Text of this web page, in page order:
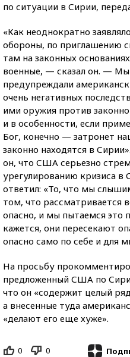
по ситуации в Сирии,
«Как неоднократно
обороны, по приглашению
там на законных
военные, — сказал он. —
предупреждали
очень негативных
ими оружия против
и в особенности, если
Бог, конечно — затронет
законно находятся в
он, что США серьезно
урегулированию кризиса в
ответил: «То, что мы
том, что рассматривается
опасно, и мы пытаемся это
кажется, они пересекают
опасно само по себе и для
На просьбу
предложенный США по
что он «содержит целый
а внесенные туда
«делают его еще хуже».
0 0